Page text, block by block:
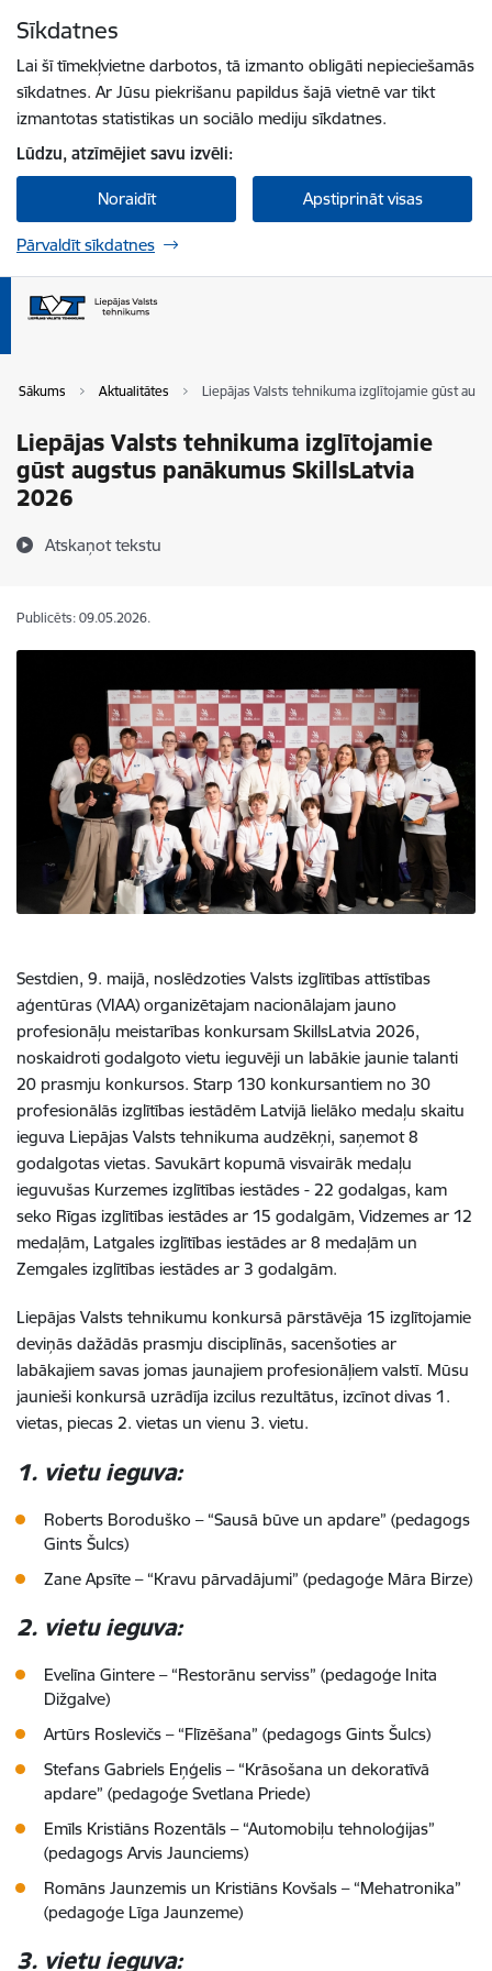
Sīkdatnes
Lai šī tīmekļvietne darbotos, tā izmanto obligāti nepieciešamās
sīkdatnes. Ar Jūsu piekrišanu papildus šajā vietnē var tikt
izmantotas statistikas un sociālo mediju sīkdatnes.
Lūdzu, atzīmējiet savu izvēli:
Noraidīt Apstiprināt visas
Pārvaldīt sīkdatnes
Sākums Aktualitātes Liepājas Valsts tehnikuma izglītojamie gūst
Liepājas Valsts tehnikuma izglītojamie
gūst augstus panākumus SkillsLatvia
2026
Atskaņot tekstu
Publicēts: 09.05.2026.
Sestdien, 9. maijā, noslēdzoties Valsts izglītības attīstības
aģentūras (VIAA) organizētajam nacionālajam jauno
profesionāļu meistarības konkursam SkillsLatvia 2026,
noskaidroti godalgoto vietu ieguvēji un labākie jaunie talanti
20 prasmju konkursos. Starp 130 konkursantiem no 30
profesionālās izglītības iestādēm Latvijā lielāko medaļu skaitu
ieguva Liepājas Valsts tehnikuma audzēkņi, saņemot 8
godalgotas vietas. Savukārt kopumā visvairāk medaļu
ieguvušas Kurzemes izglītības iestādes - 22 godalgas, kam
seko Rīgas izglītības iestādes ar 15 godalgām, Vidzemes ar 12
medaļām, Latgales izglītības iestādes ar 8 medaļām un
Zemgales izglītības iestādes ar 3 godalgām.
Liepājas Valsts tehnikumu konkursā pārstāvēja 15 izglītojamie
deviņās dažādās prasmju disciplīnās, sacenšoties ar
labākajiem savas jomas jaunajiem profesionāļiem valstī. Mūsu
jaunieši konkursā uzrādīja izcilus rezultātus, izcīnot divas 1.
vietas, piecas 2. vietas un vienu 3. vietu.
1. vietu ieguva:
Roberts Boroduško – “Sausā būve un apdare” (pedagogs
Gints Šulcs)
Zane Apsīte – “Kravu pārvadājumi” (pedagoģe Māra Birze)
2. vietu ieguva:
Evelīna Gintere – “Restorānu serviss” (pedagoģe Inita
Dižgalve)
Artūrs Roslevičs – “Flīzēšana” (pedagogs Gints Šulcs)
Stefans Gabriels Eņģelis – “Krāsošana un dekoratīvā
apdare” (pedagoģe Svetlana Priede)
Emīls Kristiāns Rozentāls – “Automobiļu tehnoloģijas”
(pedagogs Arvis Jaunciems)
Romāns Jaunzemis un Kristiāns Kovšals – “Mehatronika”
(pedagoģe Līga Jaunzeme)
3. vietu ieguva: